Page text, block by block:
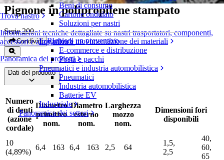
Trova nastro
Informazioni tecniche dettagliate su nastri trasportatori, componenti,
accessori e altro ancora
Panoramica dei prodotti
Beni di consumo
Cartone ondulato
Soluzioni per nastri
Logistica e movimentazione dei materiali
E-commerce e distribuzione
Posta e pacchi
Pneumatici e industria automobilistica
Pneumatici
Industria automobilistica
Batterie EV
Industriale
Panoramica dei settori
Pignone in polipropilene stampato
Serie 200
Condividi Richiedi un preventivo
Dati del prodotto
Numero
di denti
(azione
cordale)
Diametro
primitivo
nom.
Diametro
esterno
nom.
Larghezza
mozzo
nom.
Dimensioni fori
disponibili
10
(4,89%)
6,4 163 6,4 163 2,5 64
1,5,
2,5
40,
60,
65